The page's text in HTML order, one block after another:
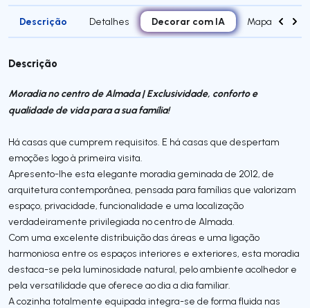
Descrição Detalhes Decorar com IA Mapa
Descrição
Moradia no centro de Almada | Exclusividade, conforto e
qualidade de vida para a sua família!
Há casas que cumprem requisitos. E há casas que despertam
emoções logo à primeira visita.
Apresento-lhe esta elegante moradia geminada de 2012, de
arquitetura contemporânea, pensada para famílias que valorizam
espaço, privacidade, funcionalidade e uma localização
verdadeiramente privilegiada no centro de Almada.
Com uma excelente distribuição das áreas e uma ligação
harmoniosa entre os espaços interiores e exteriores, esta moradia
destaca-se pela luminosidade natural, pelo ambiente acolhedor e
pela versatilidade que oferece ao dia a dia familiar.
A cozinha totalmente equipada integra-se de forma fluida nas